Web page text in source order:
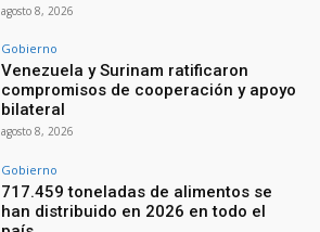
agosto 8, 2026
Gobierno
Venezuela y Surinam ratificaron
compromisos de cooperación y apoyo
bilateral
agosto 8, 2026
Gobierno
717.459 toneladas de alimentos se
han distribuido en 2026 en todo el